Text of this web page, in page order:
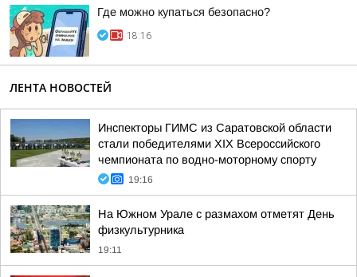
Где можно купаться безопасно?
18:16
ЛЕНТА НОВОСТЕЙ
Инспекторы ГИМС из Саратовской области
стали победителями XIX Всероссийского
чемпионата по водно-моторному спорту
19:16
На Южном Урале с размахом отметят День
физкультурника
19:11